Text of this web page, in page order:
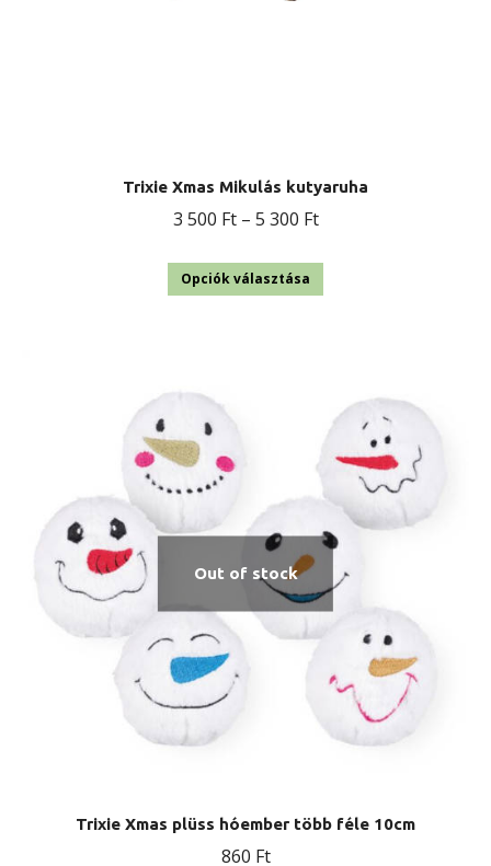
Trixie Xmas Mikulás kutyaruha
3 500 Ft – 5 300 FtÁrtartomány:
Opciók választása
variációja
van.
változatok
termékoldalon
választhatók
ki
Out of stock
Trixie Xmas plüss hóember több féle 10cm
860 Ft